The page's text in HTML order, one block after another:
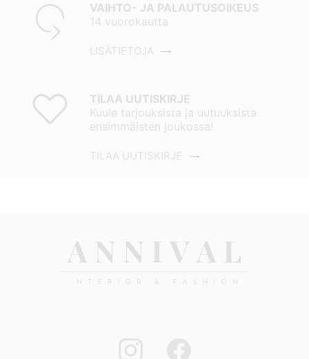
VAIHTO- JA PALAUTUSOIKEUS
14 vuorokautta
LISÄTIETOJA
TILAA UUTISKIRJE
Kuule tarjouksista ja uutuuksista
ensimmäisten joukossa!
TILAA UUTISKIRJE